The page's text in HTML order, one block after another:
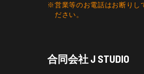
営業等のお電話はお断りし
ださい。
合同会社 J STUDIO